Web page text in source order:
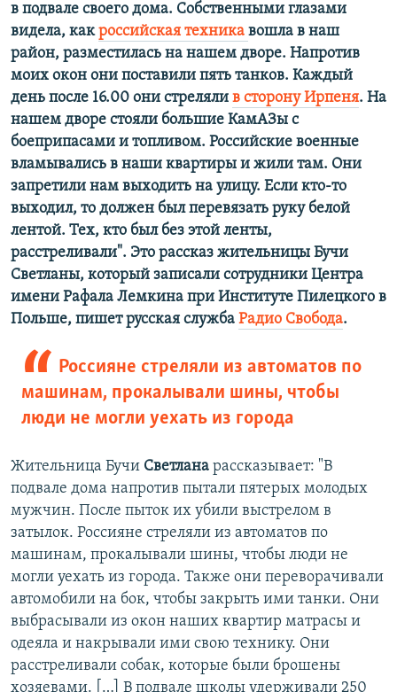
в подвале своего дома. Собственными глазами
видела, какроссийская техника вошла в наш
район, разместилась на нашем дворе. Напротив
моих окон они поставили пять танков. Каждый
день после 16.00 они стреляли в сторону Ирпеня. На
нашем дворе стояли большие КамАЗы с
боеприпасами и топливом. Российские военные
вламывались в наши квартиры и жили там. Они
запретили нам выходить на улицу. Если кто-то
выходил, то должен был перевязать руку белой
лентой. Тех, кто был без этой ленты,
расстреливали". Это рассказ жительницы Бучи
Светланы, который записали сотрудники Центра
имени Рафала Лемкина при Институте Пилецкого в
Польше, пишет русская служба Радио Свобода.
Россияне стреляли из автоматов по
машинам, прокалывали шины, чтобы
люди не могли уехать из города
Жительница Бучи Светлана рассказывает: "В
подвале дома напротив пытали пятерых молодых
мужчин. После пыток их убили выстрелом в
затылок. Россияне стреляли из автоматов по
машинам, прокалывали шины, чтобы люди не
могли уехать из города. Также они переворачивали
автомобили на бок, чтобы закрыть ими танки. Они
выбрасывали из окон наших квартир матрасы и
одеяла и накрывали ими свою технику. Они
расстреливали собак, которые были брошены
хозяевами. […] В подвале школы удерживали 250